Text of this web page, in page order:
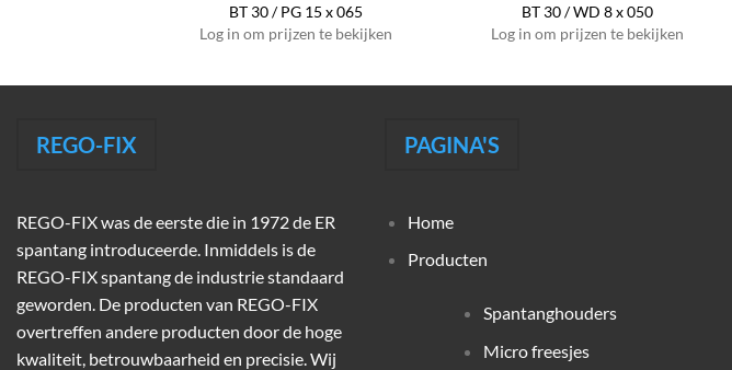
BT 30 / PG 15 x 065
Log in om prijzen te bekijken
BT 30 / WD 8 x 050
Log in om prijzen te bekijken
REGO-FIX
REGO-FIX was de eerste die in 1972 de ER
spantang introduceerde. Inmiddels is de
REGO-FIX spantang de industrie standaard
geworden. De producten van REGO-FIX
overtreffen andere producten door de hoge
kwaliteit, betrouwbaarheid en precisie. Wij
PAGINA'S
Home
Producten
Spantanghouders
Micro freesjes